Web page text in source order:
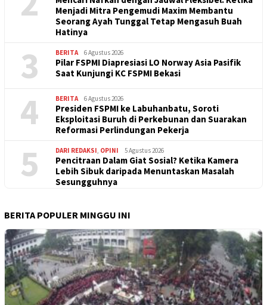
Menjadi Mitra Pengemudi Maxim Membantu
Seorang Ayah Tunggal Tetap Mengasuh Buah
Hatinya
3 BERITA 6 Agustus 2026
Pilar FSPMI Diapresiasi LO Norway Asia Pasifik
Saat Kunjungi KC FSPMI Bekasi
4 BERITA 6 Agustus 2026
Presiden FSPMI ke Labuhanbatu, Soroti
Eksploitasi Buruh di Perkebunan dan Suarakan
Reformasi Perlindungan Pekerja
5 DARI REDAKSI, OPINI 5 Agustus 2026
Pencitraan Dalam Giat Sosial? Ketika Kamera
Lebih Sibuk daripada Menuntaskan Masalah
Sesungguhnya
BERITA POPULER MINGGU INI